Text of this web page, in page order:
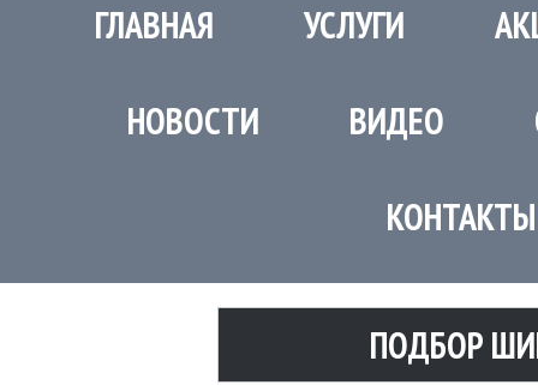
ГЛАВНАЯ УСЛУГИ
НОВОСТИ ВИДЕО
КОНТАКТЫ
ПОДБОР